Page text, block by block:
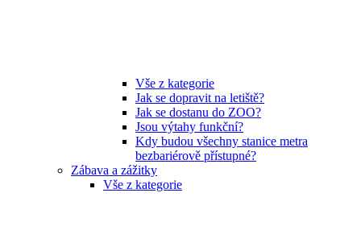
Vše z kategorie
Jak se dopravit na letiště?
Jak se dostanu do ZOO?
Jsou výtahy funkční?
Kdy budou všechny stanice metra
bezbariérově přístupné?
Zábava a zážitky
Vše z kategorie